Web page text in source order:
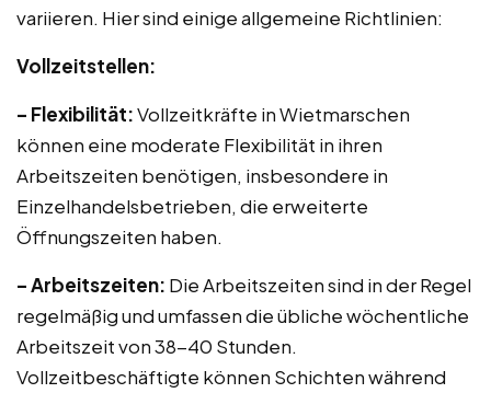
variieren. Hier sind einige allgemeine Richtlinien:
Vollzeitstellen:
– Flexibilität:Vollzeitkräfte in Wietmarschen
können eine moderate Flexibilität in ihren
Arbeitszeiten benötigen, insbesondere in
Einzelhandelsbetrieben, die erweiterte
Öffnungszeiten haben.
– Arbeitszeiten: Die Arbeitszeiten sind in der Regel
regelmäßig und umfassen die übliche wöchentliche
Arbeitszeit von 38-40 Stunden.
Vollzeitbeschäftigte können Schichten während